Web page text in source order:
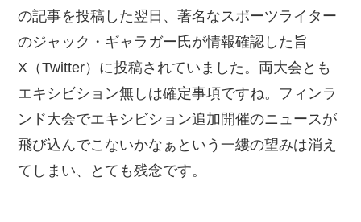
の記事を投稿した翌日、著名なスポーツライター
のジャック・ギャラガー氏が情報確認した旨
X（Twitter）に投稿されていました。両大会とも
エキシビション無しは確定事項ですね。フィンラ
ンド大会でエキシビション追加開催のニュースが
飛び込んでこないかなぁという一縷の望みは消え
てしまい、とても残念です。